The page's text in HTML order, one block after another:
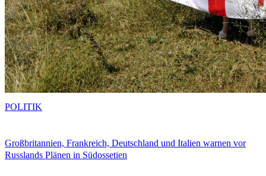
Großbritannien, Frankreich, Deutschland und Italien warnen vor
Russlands Plänen in Südossetien
POLITIK